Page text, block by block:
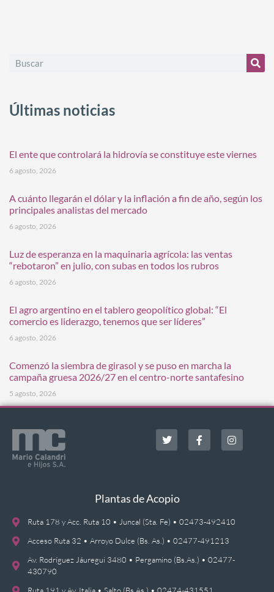
Últimas noticias
El ente que controlará la hidrovía se constituye este viernes
6 agosto, 2026
A cuánto llegarán el dólar y la inflación a fin de año, según los
principales analistas del mercado
6 agosto, 2026
Luz de esperanza en la maquinaria agrícola: las ventas
“rebotaron” en julio, con subas en todos los rubros
6 agosto, 2026
El agro argentino en el tablero geopolítico global: “El
comercio es liderazgo, tenemos que ser líderes”
6 agosto, 2026
Comenzó la siembra de girasol y se puso en marcha la
campaña gruesa 2026/27 en el centro-norte santafesino
5 agosto, 2026
Plantas de Acopio
Ruta 178 y Acc. Ruta 10 • Juncal (Sta. Fe) • 02473-492410
Acceso Ruta 32 • Arroyo Dulce (Bs. As.) • 02477-491213
Av. Rodríguez Jáuregui 3480 • Pergamino (Bs.As.) • 02477-
430790